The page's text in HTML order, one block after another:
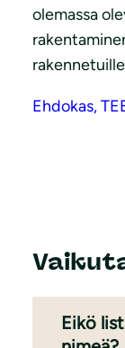
olemassa
Ehdokas,
Eikö